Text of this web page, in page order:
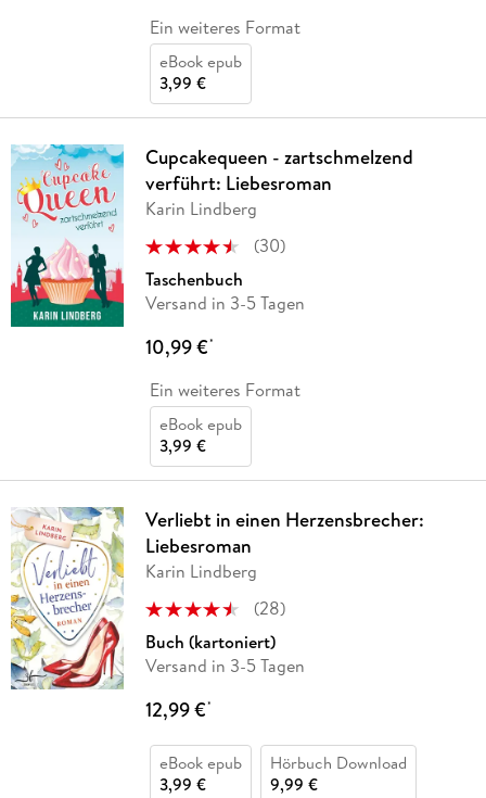
Ein weiteres Format
eBook epub
3,99 €
Cupcakequeen - zartschmelzend
verführt: Liebesroman
Karin Lindberg
(30)
Taschenbuch
Versand in 3-5 Tagen
10,99 €*
Ein weiteres Format
eBook epub
3,99 €
Verliebt in einen Herzensbrecher:
Liebesroman
Karin Lindberg
(28)
Buch (kartoniert)
Versand in 3-5 Tagen
12,99 €*
eBook epub
3,99 €
Hörbuch Download
9,99 €